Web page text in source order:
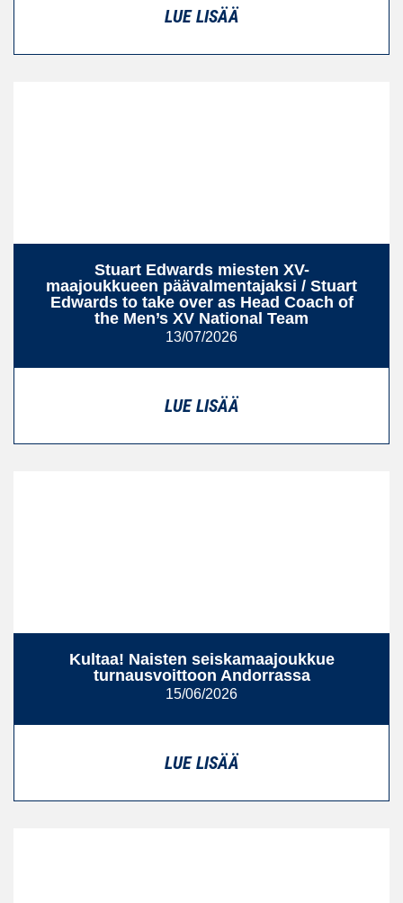
LUE LISÄÄ
Stuart Edwards miesten XV-
maajoukkueen päävalmentajaksi / Stuart
Edwards to take over as Head Coach of
the Men’s XV National Team
13/07/2026
LUE LISÄÄ
Kultaa! Naisten seiskamaajoukkue
turnausvoittoon Andorrassa
15/06/2026
LUE LISÄÄ